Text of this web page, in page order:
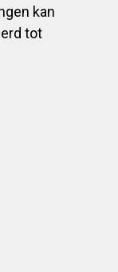
kan
tot